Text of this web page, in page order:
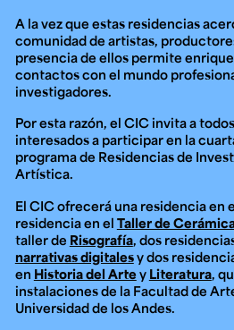
A la vez que estas residencias
comunidad de artistas,
presencia de ellos permite
contactos con el mundo
investigadores.
Por esta razón, el CIC invita a
interesados a participar en la
programa de Residencias de
Artística.
El CIC ofrecerá una residencia en
residencia en el Taller de
taller de Risografía, dos
narrativas digitalesy dos
en Historia del Artey Literatura,
instalaciones de la Facultad de
Universidad de los Andes.